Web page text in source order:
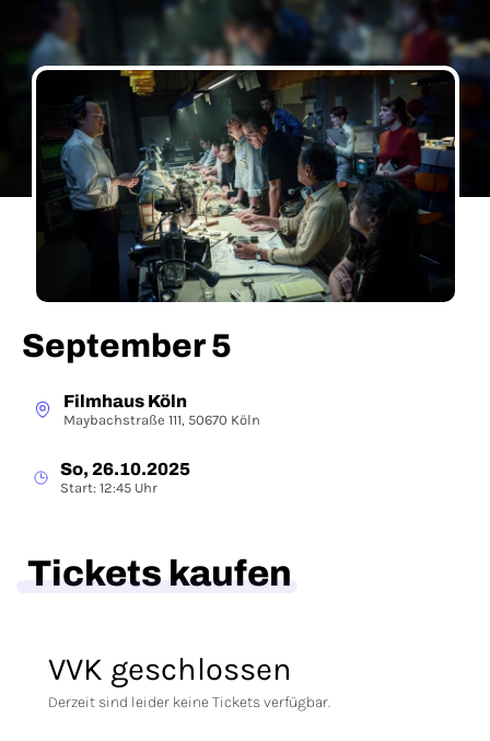
September 5
Filmhaus Köln
Maybachstraße 111, 50670 Köln
So, 26.10.2025
Start: 12:45 Uhr
Tickets kaufen
VVK geschlossen
Derzeit sind leider keine Tickets verfügbar.